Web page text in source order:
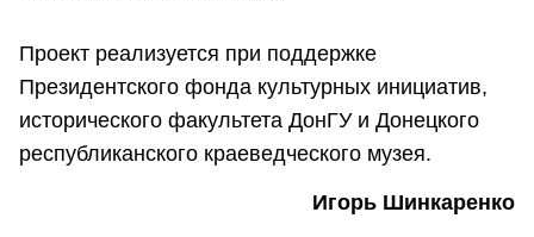
Проект реализуется при поддержке
Президентского фонда культурных инициатив,
исторического факультета ДонГУ и Донецкого
республиканского краеведческого музея.
Игорь Шинкаренко